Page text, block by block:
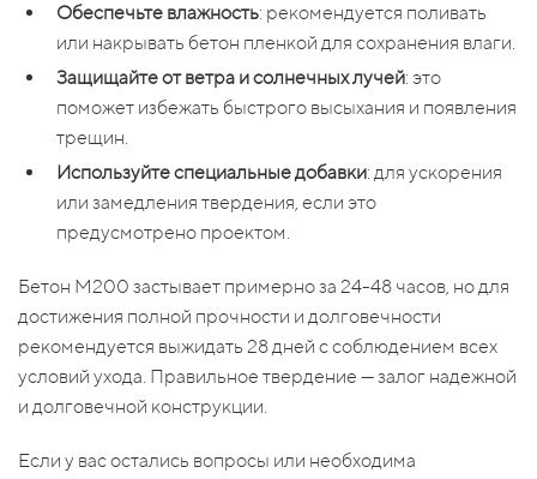
Обеспечьте влажность: рекомендуется поливать
или накрывать бетон пленкой для сохранения влаги.
Защищайте от ветра и солнечных лучей: это
поможет избежать быстрого высыхания и появления
трещин.
Используйте специальные добавки: для ускорения
или замедления твердения, если это
предусмотрено проектом.
Бетон М200 застывает примерно за 24-48 часов, но для
достижения полной прочности и долговечности
рекомендуется выжидать 28 дней с соблюдением всех
условий ухода. Правильное твердение — залог надежной
и долговечной конструкции.
Если у вас остались вопросы или необходима